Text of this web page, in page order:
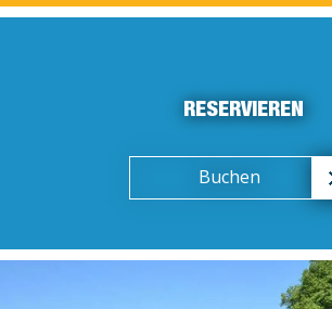
RESERVIEREN
Buchen